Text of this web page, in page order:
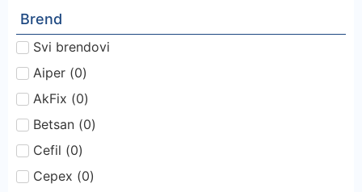
Brend
Svi brendovi
Aiper (0)
AkFix (0)
Betsan (0)
Cefil (0)
Cepex (0)